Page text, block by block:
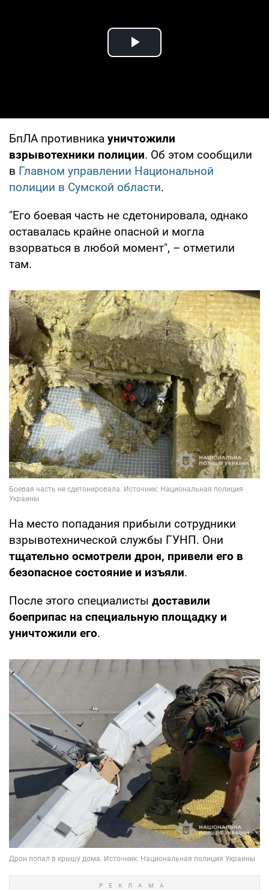
Play Video
БпЛА противника уничтожили
взрывотехники полиции. Об этом сообщили
в Главном управлении Национальной
полиции в Сумской области.
"Его боевая часть не сдетонировала, однако
оставалась крайне опасной и могла
взорваться в любой момент", – отметили
там.
На место попадания прибыли сотрудники
взрывотехнической службы ГУНП. Они
тщательно осмотрели дрон, привели его в
безопасное состояние и изъяли.
После этого специалисты доставили
боеприпас на специальную площадку и
уничтожили его.